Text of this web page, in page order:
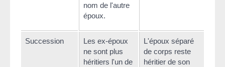
nom de l'autre
époux.
Succession
Les ex-époux
ne sont plus
héritiers l'un de
L'époux séparé
de corps reste
héritier de son